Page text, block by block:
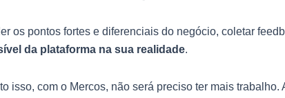
os pontos fortes e diferenciais do negócio, coletar
da plataforma na sua realidade.
isso, com o Mercos, não será preciso ter mais trabalho.